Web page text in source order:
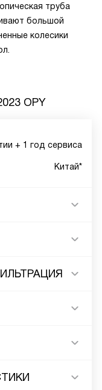
труба
большой
колесики
OPY
+ 1 год сервиса
Китай*